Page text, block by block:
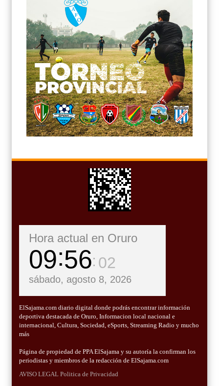
Hora actual en Oruro
09 56 04
sábado, agosto 8, 2026
ElSajama.com diario digital donde podrás encontrar información
deportiva destacada de Oruro, Informacion local nacional e
internacional, Cultura, Sociedad, eSports, Streaming Radio y mucho
más
Página de propiedad de PPA ElSajama y su autoría la confirman los
periodistas y miembros de la redacción de ElSajama.com
AVISO LEGAL Politica de Privacidad